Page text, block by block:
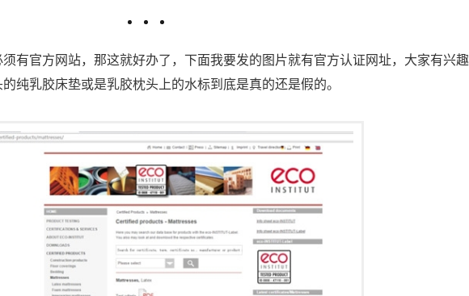
有官方网站，那这就好办了，下面我要发的图片就有官方认证网址，大家有兴趣
纯乳胶床垫或是乳胶枕头上的水标到底是真的还是假的。